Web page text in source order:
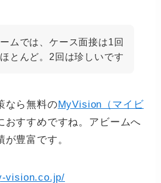
ムでは、ケース面接は1回
とんど。2回は珍しいです
なら無料のMyVision（マイビ
おすすめですね。アビームへ
豊富です。
vision.co.jp/